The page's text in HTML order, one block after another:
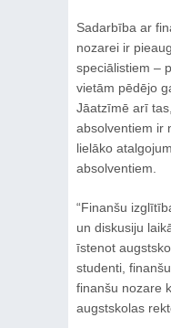
Sadarbība ar
nozarei ir
speciālistiem –
vietām pēdējo
Jāatzīmē arī
absolventiem ir
lielāko
absolventiem.
“Finanšu
un diskusiju
īstenot
studenti,
finanšu nozare
augstskolas